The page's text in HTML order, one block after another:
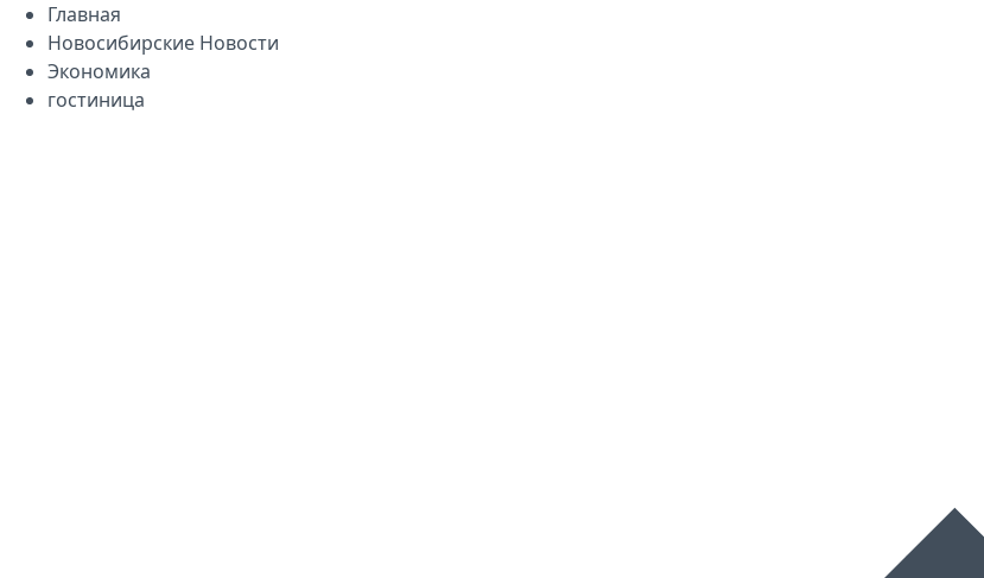
Главная
Новосибирские Новости
Экономика
гостиница